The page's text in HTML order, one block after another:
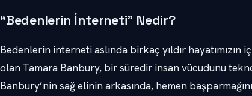
“Bedenlerin İnterneti” Nedir?
Bedenlerin interneti aslında birkaç yıldır
olan Tamara Banbury, bir süredir insan vücudunu
Banbury’nin sağ elinin arkasında, hemen